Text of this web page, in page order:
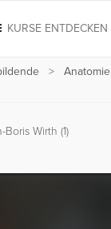
KURSE ENTDECKEN
Wirth (1)